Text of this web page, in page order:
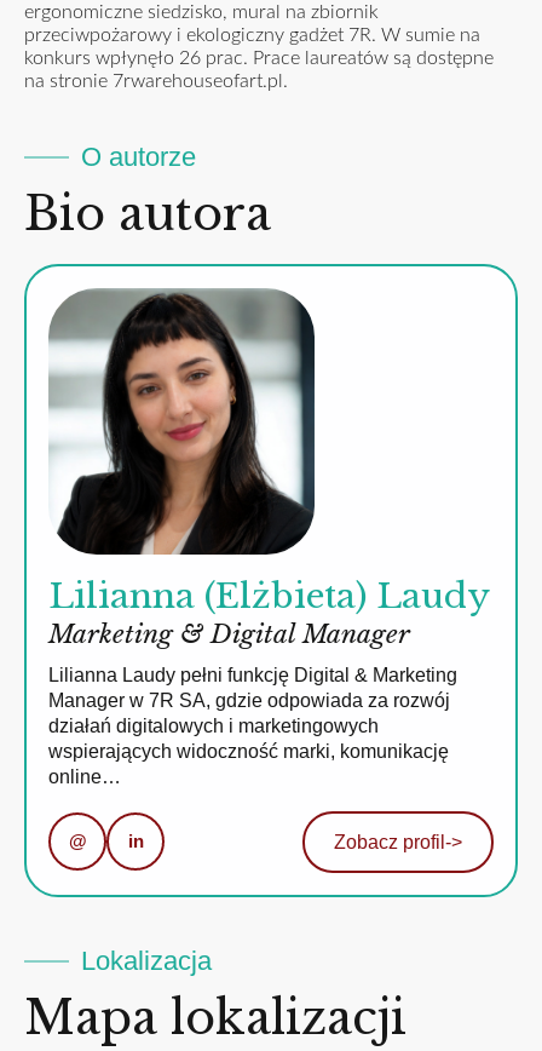
ergonomiczne siedzisko, mural na zbiornik
przeciwpożarowy i ekologiczny gadżet 7R. W sumie na
konkurs wpłynęło 26 prac. Prace laureatów są dostępne
na stronie 7rwarehouseofart.pl .
O autorze
Bio autora
Lilianna (Elżbieta) Laudy
Marketing & Digital Manager
Lilianna Laudy pełni funkcję Digital & Marketing
Manager w 7R SA, gdzie odpowiada za rozwój
działań digitalowych i marketingowych
wspierających widoczność marki, komunikację
online…
@ in Zobacz profil ->
Lokalizacja
Mapa lokalizacji